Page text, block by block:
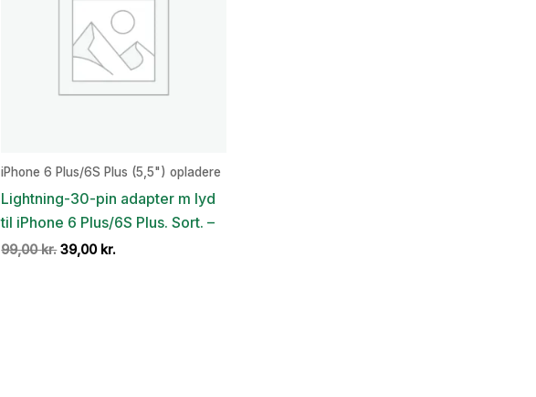
iPhone 6 Plus/6S Plus (5,5") opladere
Lightning-30-pin adapter m lyd
til iPhone 6 Plus/6S Plus. Sort. –
99,00kr. Den
39,00 kr.